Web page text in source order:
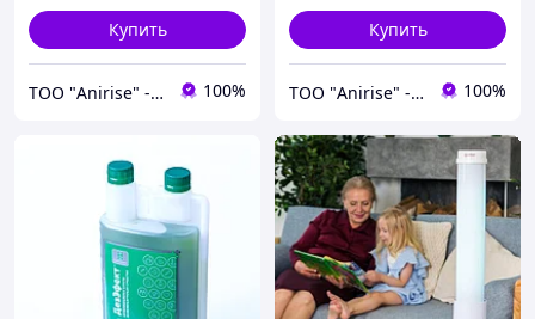
Купить
ТОО "Anirise" - изделия медицинского назначения 100%
Купить
ТОО "Anirise" - изделия медицинского назначения 100%